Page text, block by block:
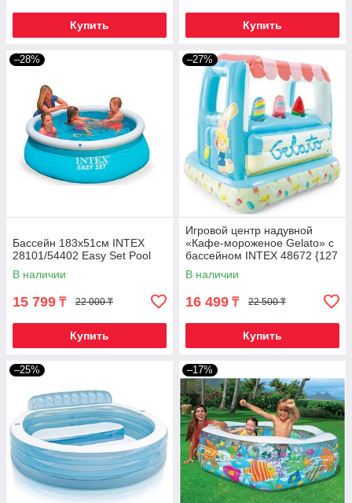
Купить Купить
–28%
Бассейн 183х51см INTEX
28101/54402 Easy Set Pool
В наличии
15 799 ₸ 22 000 ₸
Купить
–27%
Игровой центр надувной
«Кафе-мороженое Gelato» с
бассейном INTEX 48672 {127
х 102 х 99 см}
В наличии
16 499 ₸ 22 500 ₸
Купить
–25% –17%